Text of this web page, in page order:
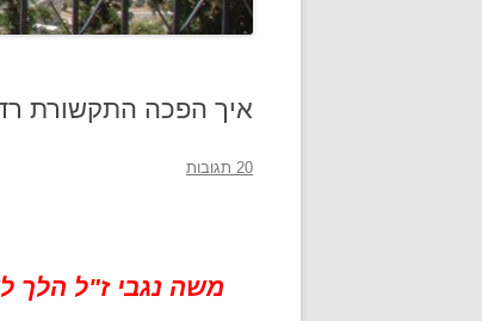
איך הפכה התקשורת
20 תגובות
משה נגבי ז"ל הלך לעולמו